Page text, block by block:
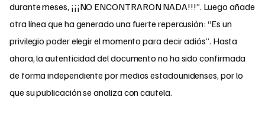
durante meses, ¡¡¡NO ENCONTRARON NADA!!!”. Luego añade
otra línea que ha generado una fuerte repercusión: “Es un
privilegio poder elegir el momento para decir adiós”. Hasta
ahora, la autenticidad del documento no ha sido confirmada
de forma independiente por medios estadounidenses, por lo
que su publicación se analiza con cautela.